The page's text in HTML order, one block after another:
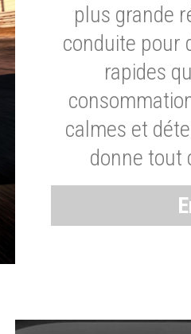
plus grande
conduite pour
rapides
calmes et
donne tout